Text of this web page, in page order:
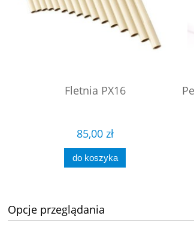
Fletnia PX16
85,00 zł
do koszyka
Opcje przeglądania